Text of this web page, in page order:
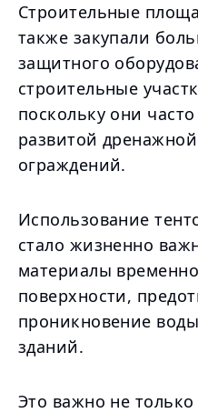
Строительные
также закупали
защитного
строительные
поскольку они
развитой
ограждений.
Использование
стало жизненно
материалы
поверхности,
проникновение
зданий.
Это важно не